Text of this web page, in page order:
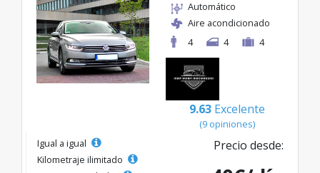
Automático
Aire acondicionado
4
4 4
9.63 Excelente
(9 opiniones)
Igual a igual
Kilometraje ilimitado
Precio desde: